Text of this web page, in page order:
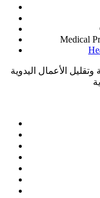
Medical
الأعمال اليدوية